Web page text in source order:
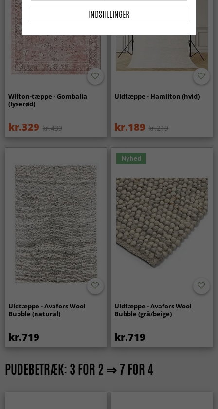
Wilton-tæppe - Gombalia
(lyserød)
kr.329 kr.439
Uldtæppe - Hamilton (hvid)
kr.189 kr.219
Uldtæppe - Avafors Wool
Bubble (natural)
kr.719
Nyhed
Uldtæppe - Avafors Wool
Bubble (grå/beige)
kr.719
PUDEBETRÆK: 3 FOR 2 ⇒ 7 FOR 4
INDSTILLINGER